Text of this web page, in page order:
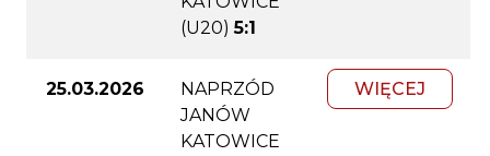
(U20) 5:1
25.03.2026
NAPRZÓD
JANÓW
KATOWICE
WIĘCEJ